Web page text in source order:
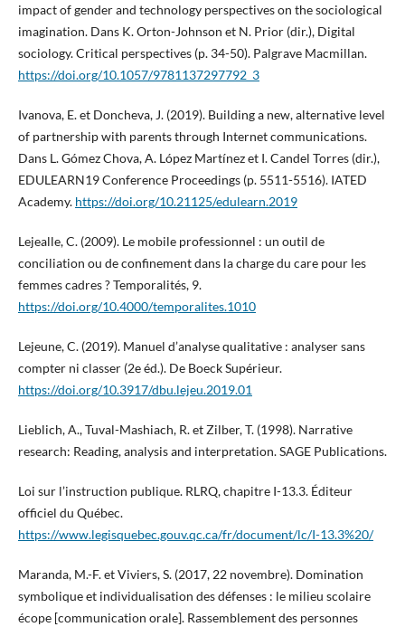
impact of gender and technology perspectives on the sociological
imagination. Dans K. Orton-Johnson et N. Prior (dir.), Digital
sociology. Critical perspectives (p. 34-50). Palgrave Macmillan.
https://doi.org/10.1057/9781137297792_3
Ivanova, E. et Doncheva, J. (2019). Building a new, alternative level
of partnership with parents through Internet communications.
Dans L. Gómez Chova, A. López Martínez et I. Candel Torres (dir.),
EDULEARN19 Conference Proceedings (p. 5511-5516). IATED
Academy. https://doi.org/10.21125/edulearn.2019
Lejealle, C. (2009). Le mobile professionnel : un outil de
conciliation ou de confinement dans la charge du care pour les
femmes cadres ? Temporalités, 9.
https://doi.org/10.4000/temporalites.1010
Lejeune, C. (2019). Manuel d’analyse qualitative : analyser sans
compter ni classer (2e éd.). De Boeck Supérieur.
https://doi.org/10.3917/dbu.lejeu.2019.01
Lieblich, A., Tuval-Mashiach, R. et Zilber, T. (1998). Narrative
research: Reading, analysis and interpretation. SAGE Publications.
Loi sur l’instruction publique. RLRQ, chapitre I-13.3. Éditeur
officiel du Québec.
https://www.legisquebec.gouv.qc.ca/fr/document/lc/I-13.3%20/
Maranda, M.-F. et Viviers, S. (2017, 22 novembre). Domination
symbolique et individualisation des défenses : le milieu scolaire
écope [communication orale]. Rassemblement des personnes